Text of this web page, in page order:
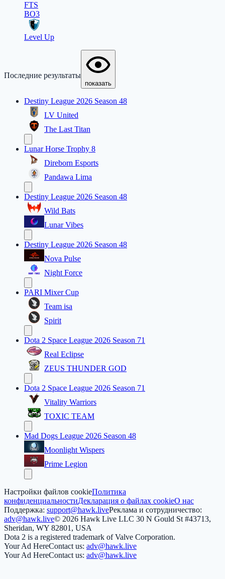
FTS
BO3
Level Up
Последние результаты
показать
Destiny League 2026 Season 48
LV United
The Last Titan
Lunar Horse Trophy 8
Direborn Esports
Pandawa Lima
Destiny League 2026 Season 48
Wild Bats
Lunar Vibes
Destiny League 2026 Season 48
Nova Pulse
Night Force
PARI Mixer Cup
Team isa
Spirit
Dota 2 Space League 2026 Season 71
Real Eclipse
ZEUS THUNDER GOD
Dota 2 Space League 2026 Season 71
Vitality Warriors
TOXIC TEAM
Mad Dogs League 2026 Season 48
Moonlight Wispers
Prime Legion
Настройки файлов cookieПолитика
конфиденциальностиДекларация о файлах cookieО нас
Поддержка: support@hawk.liveРеклама и сотрудничество:
adv@hawk.live© 2026 Hawk Live LLC 30 N Gould St #43713,
Sheridan, WY 82801, USA
Dota 2 is a registered trademark of Valve Corporation.
Your Ad HereContact us: adv@hawk.live
Your Ad HereContact us: adv@hawk.live